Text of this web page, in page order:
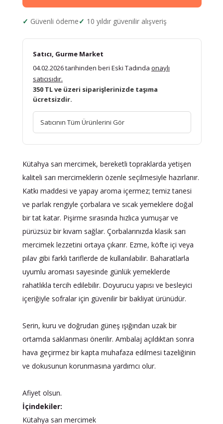
Güvenli ödeme 10 yıldır güvenilir alışveriş
Satıcı, Gurme Market
04.02.2026 tarihinden beri Eski Tadında onaylı
satıcısıdır.
350 TL ve üzeri siparişlerinizde taşıma
ücretsizdir.
Satıcının Tüm Ürünlerini Gör
Kütahya sarı mercimek, bereketli topraklarda yetişen
kaliteli sarı mercimeklerin özenle seçilmesiyle hazırlanır.
Katkı maddesi ve yapay aroma içermez; temiz tanesi
ve parlak rengiyle çorbalara ve sıcak yemeklere doğal
bir tat katar. Pişirme sırasında hızlıca yumuşar ve
pürüzsüz bir kıvam sağlar. Çorbalarınızda klasik sarı
mercimek lezzetini ortaya çıkarır. Ezme, köfte içi veya
pilav gibi farklı tariflerde de kullanılabilir. Baharatlarla
uyumlu aroması sayesinde günlük yemeklerde
rahatlıkla tercih edilebilir. Doyurucu yapısı ve besleyici
içeriğiyle sofralar için güvenilir bir bakliyat ürünüdür.
Serin, kuru ve doğrudan güneş ışığından uzak bir
ortamda saklanması önerilir. Ambalaj açıldıktan sonra
hava geçirmez bir kapta muhafaza edilmesi tazeliğinin
ve dokusunun korunmasına yardımcı olur.
Afiyet olsun.
İçindekiler:
Kütahya sarı mercimek